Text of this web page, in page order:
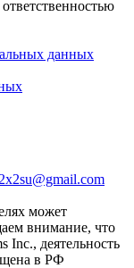
данных
может
внимание, что
Inc., деятельность
в РФ